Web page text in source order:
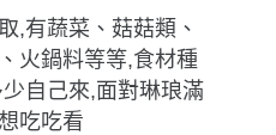
,有蔬菜、菇菇類、
火鍋料等等,食材種
自己來,面對琳琅滿
吃吃看